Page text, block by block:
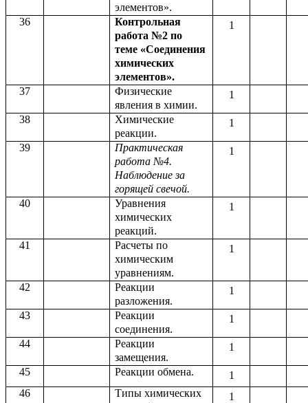
элементов».
36
Контрольная
работа №2 по
теме «Соединения
химических
элементов».
1
37
Физические
явления в химии.
1
38
Химические
реакции.
1
39
Практическая
работа №4.
Наблюдение за
горящей свечой.
1
40
Уравнения
химических
реакций.
1
41
Расчеты по
химическим
уравнениям.
1
42
Реакции
разложения.
1
43
Реакции
соединения.
1
44
Реакции
замещения.
1
45 Реакции обмена.
1
46
Типы химических
1